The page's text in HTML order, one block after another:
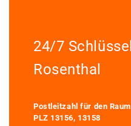
24/7
Rosenthal
Postleitzahl für den
PLZ 13156, 13158